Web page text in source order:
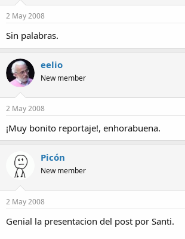
2 May 2008
Sin palabras.
eelio
New member
2 May 2008
¡Muy bonito reportaje!, enhorabuena.
Picón
New member
2 May 2008
Genial la presentacion del post por Santi.